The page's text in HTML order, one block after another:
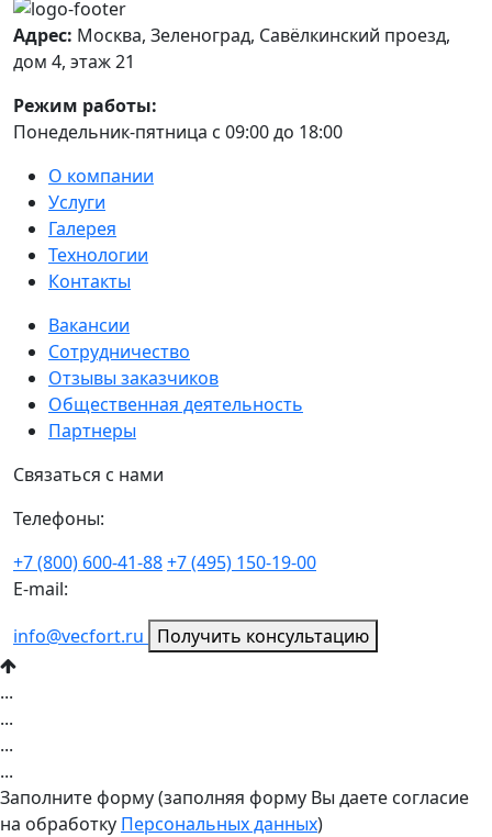
Адрес: Москва, Зеленоград, Савёлкинский проезд,
дом 4, этаж 21
Режим работы:
Понедельник-пятница с 09:00 до 18:00
О компании
Услуги
Галерея
Технологии
Контакты
Вакансии
Сотрудничество
Отзывы заказчиков
Общественная деятельность
Партнеры
Связаться с нами
Телефоны:
+7 (800) 600-41-88+7 (495) 150-19-00
E-mail:
info@vecfort.ru
Получить консультацию
...
...
...
...
Заполните форму (заполняя форму Вы даете согласие
на обработку Персональных данных)